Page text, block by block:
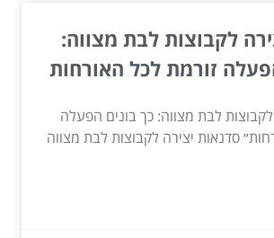
לקבוצות לבת מצווה:
זורמת לכל האורחות
לבת מצווה: כך בונים הפעלה
סדנאות יצירה לקבוצות לבת מצווה